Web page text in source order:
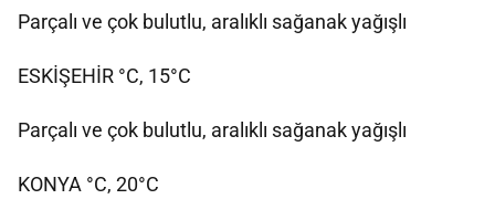
Parçalı ve çok bulutlu, aralıklı sağanak yağışlı
ESKİŞEHİR °C, 15°C
Parçalı ve çok bulutlu, aralıklı sağanak yağışlı
KONYA °C, 20°C